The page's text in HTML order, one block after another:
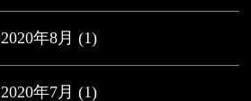
2020年8月 (1)
2020年7月 (1)